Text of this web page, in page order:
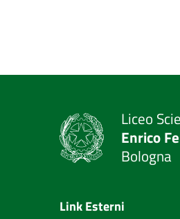
Liceo
Enrico
Bologna
Link Esterni